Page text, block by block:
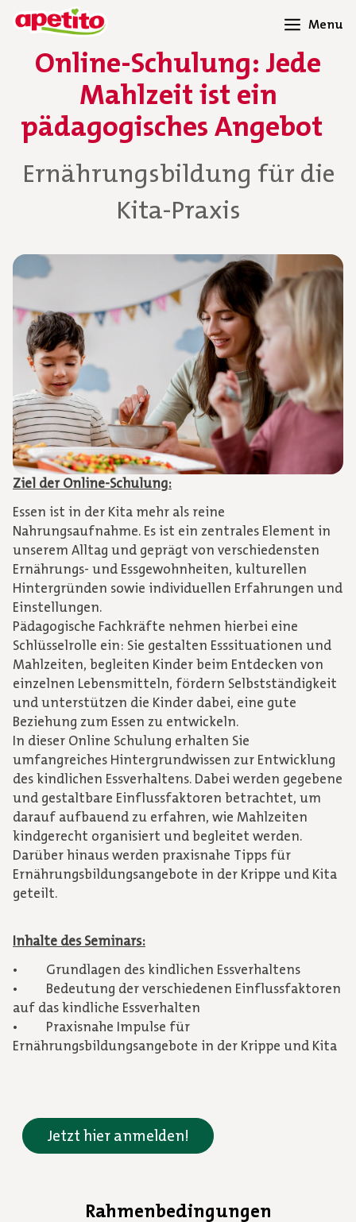
Menu
Online-Schulung: Jede
Mahlzeit ist ein
pädagogisches Angebot
Ernährungsbildung für die
Kita-Praxis
Ziel der Online-Schulung:
Essen ist in der Kita mehr als reine
Nahrungsaufnahme. Es ist ein zentrales Element in
unserem Alltag und geprägt von verschiedensten
Ernährungs- und Essgewohnheiten, kulturellen
Hintergründen sowie individuellen Erfahrungen und
Einstellungen.
Pädagogische Fachkräfte nehmen hierbei eine
Schlüsselrolle ein: Sie gestalten Esssituationen und
Mahlzeiten, begleiten Kinder beim Entdecken von
einzelnen Lebensmitteln, fördern Selbstständigkeit
und unterstützen die Kinder dabei, eine gute
Beziehung zum Essen zu entwickeln.
In dieser Online Schulung erhalten Sie
umfangreiches Hintergrundwissen zur Entwicklung
des kindlichen Essverhaltens. Dabei werden gegebene
und gestaltbare Einflussfaktoren betrachtet, um
darauf aufbauend zu erfahren, wie Mahlzeiten
kindgerecht organisiert und begleitet werden.
Darüber hinaus werden praxisnahe Tipps für
Ernährungsbildungsangebote in der Krippe und Kita
geteilt.
Inhalte des Seminars:
• Grundlagen des kindlichen Essverhaltens
• Bedeutung der verschiedenen Einflussfaktoren
auf das kindliche Essverhalten
• Praxisnahe Impulse für
Ernährungsbildungsangebote in der Krippe und Kita
Jetzt hier anmelden!
Rahmenbedingungen